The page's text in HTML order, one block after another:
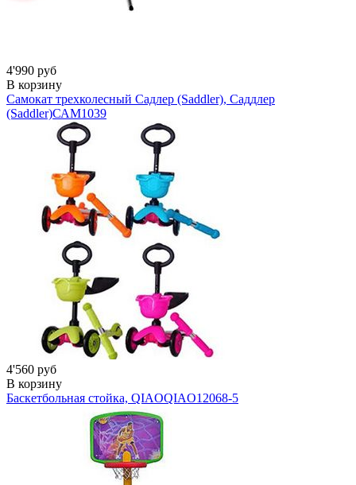
4'990 руб
В корзину
Самокат трехколесный Садлер (Saddler), Саддлер
(Saddler)САМ1039
4'560 руб
В корзину
Баскетбольная стойка, QIAOQIAO12068-5